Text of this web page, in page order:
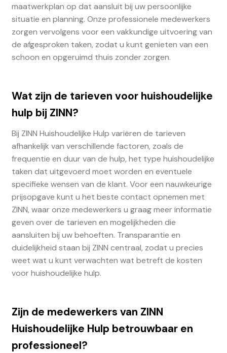
maatwerkplan op dat aansluit bij uw persoonlijke
situatie en planning. Onze professionele medewerkers
zorgen vervolgens voor een vakkundige uitvoering van
de afgesproken taken, zodat u kunt genieten van een
schoon en opgeruimd thuis zonder zorgen.
Wat zijn de tarieven voor huishoudelijke
hulp bij ZINN?
Bij ZINN Huishoudelijke Hulp variëren de tarieven
afhankelijk van verschillende factoren, zoals de
frequentie en duur van de hulp, het type huishoudelijke
taken dat uitgevoerd moet worden en eventuele
specifieke wensen van de klant. Voor een nauwkeurige
prijsopgave kunt u het beste contact opnemen met
ZINN, waar onze medewerkers u graag meer informatie
geven over de tarieven en mogelijkheden die
aansluiten bij uw behoeften. Transparantie en
duidelijkheid staan bij ZINN centraal, zodat u precies
weet wat u kunt verwachten wat betreft de kosten
voor huishoudelijke hulp.
Zijn de medewerkers van ZINN
Huishoudelijke Hulp betrouwbaar en
professioneel?